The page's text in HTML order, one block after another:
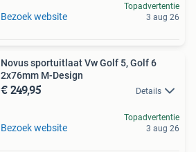
Bezoek website
Topadvertentie
3 aug 26
Novus sportuitlaat Vw Golf 5, Golf 6
2x76mm M-Design
€ 249,95 Details
Bezoek website
Topadvertentie
3 aug 26